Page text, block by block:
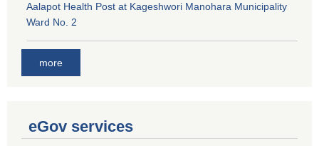
Aalapot Health Post at Kageshwori Manohara Municipality
Ward No. 2
more
eGov services